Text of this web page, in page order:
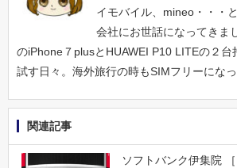
イモバイル、mineo・・・
会社にお世話になってきま
のiPhone７plusとHUAWEI P10 LITEの２台
試す日々。海外旅行の時もSIMフリーにな
関連記事
ソフトバンク伊集院